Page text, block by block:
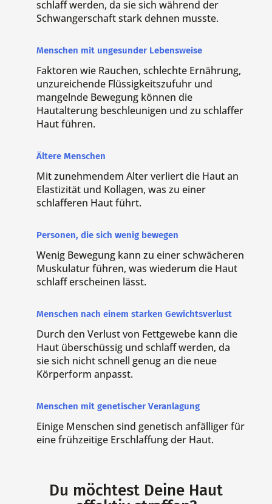
schlaff werden, da sie sich während der
Schwangerschaft stark dehnen musste.
Menschen mit ungesunder Lebensweise
Faktoren wie Rauchen, schlechte Ernährung,
unzureichende Flüssigkeitszufuhr und
mangelnde Bewegung können die
Hautalterung beschleunigen und zu schlaffer
Haut führen.
Ältere Menschen
Mit zunehmendem Alter verliert die Haut an
Elastizität und Kollagen, was zu einer
schlafferen Haut führt.
Personen, die sich wenig bewegen
Wenig Bewegung kann zu einer schwächeren
Muskulatur führen, was wiederum die Haut
schlaff erscheinen lässt.
Menschen nach einem starken Gewichtsverlust
Durch den Verlust von Fettgewebe kann die
Haut überschüssig und schlaff werden, da
sie sich nicht schnell genug an die neue
Körperform anpasst.
Menschen mit genetischer Veranlagung
Einige Menschen sind genetisch anfälliger für
eine frühzeitige Erschlaffung der Haut.
Du möchtest Deine Haut